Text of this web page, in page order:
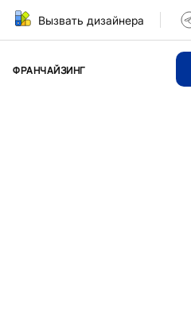
Вызвать дизайнера
ФРАНЧАЙЗИНГ